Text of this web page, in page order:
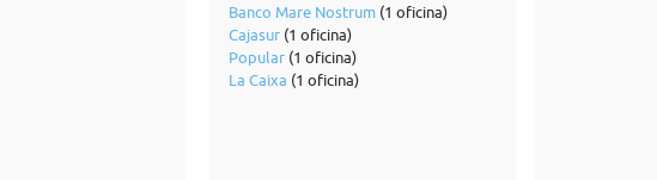
Banco Mare Nostrum(1 oficina)
Cajasur(1 oficina)
Popular(1 oficina)
La Caixa (1 oficina)